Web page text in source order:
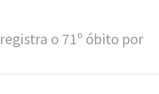
o 71º óbito por